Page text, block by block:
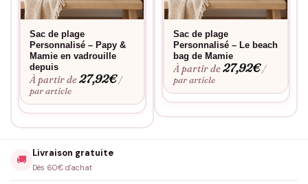
prénoms confortablement. Au-delà, l’atelier réduit la taille de la
nouvelle naissance prévue ? Vous pouvez ajouter le prénom du
futur bébé.
Pour qui offrir ce sac de plage
Naissance du premier petit-enfant : cadeau emblématique
des nouveaux parents au moment de l’annonce.
Cadeau anniversaire commun des grands-parents nés la
même semaine ou le même mois.
Sac de plage
Personnalisé – Papy &
Mamie en vadrouille
depuis
À partir de27,92€ /
par article
Sac de plage
Personnalisé – Le beach
bag de Mamie
À partir de27,92€ /
par article
🚚
Livraison gratuite
Dès 60€ d'achat